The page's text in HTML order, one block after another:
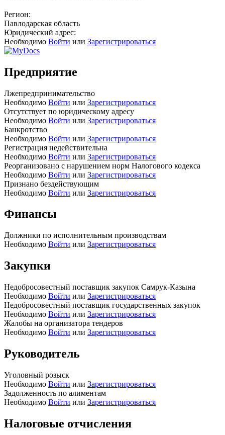
Регион:
Павлодарская область
Юридический адрес:
Необходимо Войти или Зарегистрироваться
Предприятие
Лжепредпринимательство
Необходимо Войти или Зарегистрироваться
Отсутствует по юридическому адресу
Необходимо Войти или Зарегистрироваться
Банкротство
Необходимо Войти или Зарегистрироваться
Регистрация недействительна
Необходимо Войти или Зарегистрироваться
Реорганизовано с нарушением норм Налогового кодекса
Необходимо Войти или Зарегистрироваться
Признано бездействующим
Необходимо Войти или Зарегистрироваться
Финансы
Должники по исполнительным производствам
Необходимо Войти или Зарегистрироваться
Закупки
Недобросовестный поставщик закупок Самрук-Казына
Необходимо Войти или Зарегистрироваться
Недобросовестный поставщик государственных закупок
Необходимо Войти или Зарегистрироваться
Жалобы на организатора тендеров
Необходимо Войти или Зарегистрироваться
Руководитель
Уголовный розыск
Необходимо Войти или Зарегистрироваться
Задолженность по алиментам
Необходимо Войти или Зарегистрироваться
Налоговые отчисления